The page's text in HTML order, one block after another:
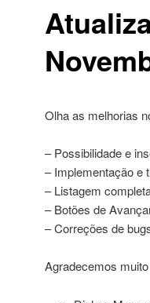
Olha as melhorias
– Possibilidade e
– Implementação e
– Listagem
– Botões de
– Correções de
Agradecemos